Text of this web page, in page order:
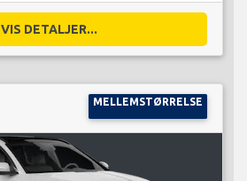
VIS DETALJER...
MELLEMSTØRRELSE